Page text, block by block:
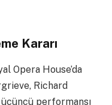
Kararı
Opera House’da
Richard
üçüncü performansı